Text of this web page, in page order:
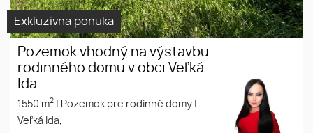
Exkluzívna ponuka
Pozemok vhodný na výstavbu
rodinného domu v obci Veľká
Ida
1550 m2 Pozemok pre rodinné domy
Veľká Ida,